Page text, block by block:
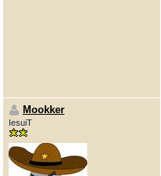
Mookker
IesuiT